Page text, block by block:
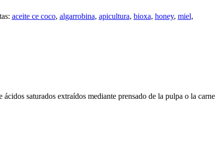
aceite ce coco, algarrobina, apicultura, bioxa, honey, miel,
saturados extraídos mediante prensado de la pulpa o la carne